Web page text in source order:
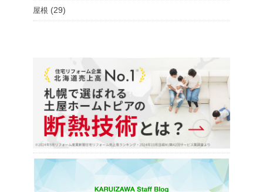
屋根 (29)